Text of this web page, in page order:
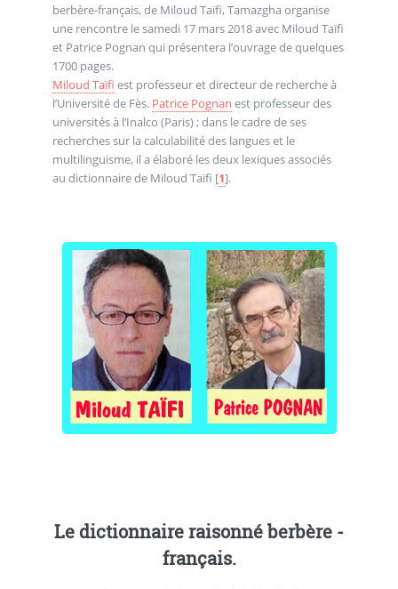
berbère-français, de Miloud Taïfi, Tamazgha organise
une rencontre le samedi 17 mars 2018 avec Miloud Taïfi
et Patrice Pognan qui présentera l’ouvrage de quelques
1700 pages.
Miloud Taïfi est professeur et directeur de recherche à
l’Université de Fès. Patrice Pognan est professeur des
universités à l’Inalco (Paris) ; dans le cadre de ses
recherches sur la calculabilité des langues et le
multilinguisme, il a élaboré les deux lexiques associés
au dictionnaire de Miloud Taïfi [1].
Le dictionnaire raisonné berbère -
français.